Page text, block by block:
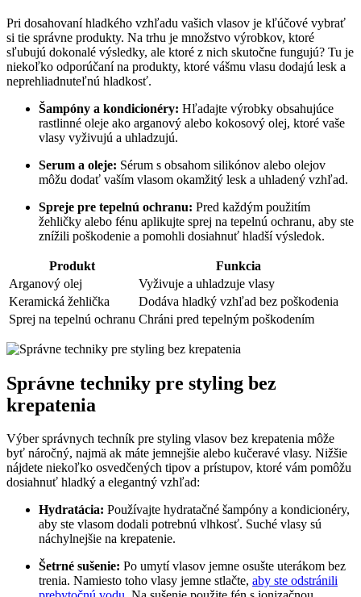
Pri dosahovaní hladkého vzhľadu vašich vlasov je kľúčové vybrať
si tie správne produkty. Na trhu je množstvo výrobkov, ktoré
sľubujú dokonalé výsledky, ale ktoré z nich skutočne fungujú? Tu je
niekoľko odporúčaní na produkty, ktoré vášmu vlasu dodajú lesk a
neprehliadnuteľnú hladkosť.
Šampóny a kondicionéry: Hľadajte výrobky obsahujúce
rastlinné oleje ako arganový alebo kokosový olej, ktoré vaše
vlasy vyživujú a uhladzujú.
Serum a oleje: Sérum s obsahom silikónov alebo olejov
môžu dodať vaším vlasom okamžitý lesk a uhladený vzhľad.
Spreje pre tepelnú ochranu: Pred každým použitím
žehličky alebo fénu aplikujte sprej na tepelnú ochranu, aby ste
znížili poškodenie a pomohli dosiahnuť hladší výsledok.
Produkt
Funkcia
Arganový olej
Vyživuje a uhladzuje vlasy
Keramická žehlička
Dodáva hladký vzhľad bez poškodenia
Sprej na tepelnú ochranu Chráni pred tepelným poškodením
Správne techniky pre styling bez
krepatenia
Výber správnych techník pre styling vlasov bez krepatenia môže
byť náročný, najmä ak máte jemnejšie alebo kučeravé vlasy. Nižšie
nájdete niekoľko osvedčených tipov a prístupov, ktoré vám pomôžu
dosiahnuť hladký a elegantný vzhľad:
Hydratácia: Používajte hydratačné šampóny a kondicionéry,
aby ste vlasom dodali potrebnú vlhkosť. Suché vlasy sú
náchylnejšie na krepatenie.
Šetrné sušenie: Po umytí vlasov jemne osušte uterákom bez
trenia. Namiesto toho vlasy jemne stlačte, aby ste odstránili